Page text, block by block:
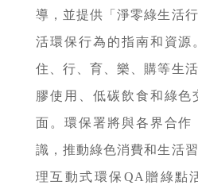
導，並提供「淨零綠生活
活環保行為的指南和資源
住、行、育、樂、購等生
膠使用、低碳飲食和綠色
面。環保署將與各界合作
識，推動綠色消費和生活
理互動式環保QA贈綠點